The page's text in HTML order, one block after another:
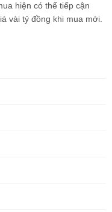
hiện có thể tiếp cận
vài tỷ đồng khi mua mới.